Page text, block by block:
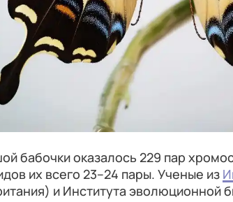
бабочки оказалось 229 пар
их всего 23–24 пары. Ученые из
и Института эволюционной